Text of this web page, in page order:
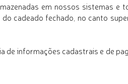
em nossos sistemas
cadeado fechado, no canto
de informações cadastrais e de